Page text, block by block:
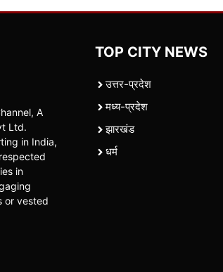
A
Ltd.
in India,
in
or vested
TOP CITY NEWS
उत्तर-प्रदेश
मध्य-प्रदेश
झारखंड
धर्म